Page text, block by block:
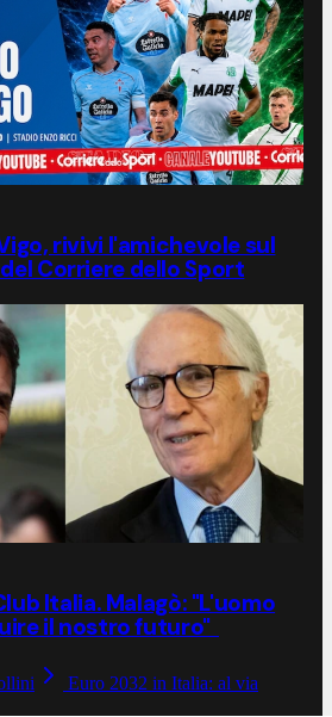
rivivi l'amichevole sul
Corriere dello Sport
Italia. Malagò: "L'uomo
il nostro futuro"
Euro 2032 in Italia: al via